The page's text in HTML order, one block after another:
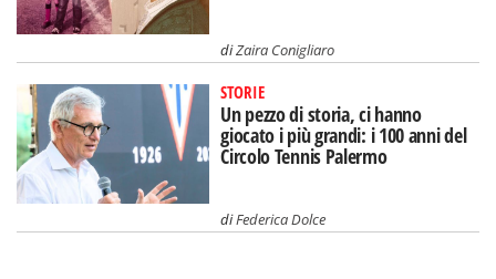
diZaira Conigliaro
STORIE
Un pezzo di storia, ci hanno
giocato i più grandi: i 100 anni del
Circolo Tennis Palermo
diFederica Dolce